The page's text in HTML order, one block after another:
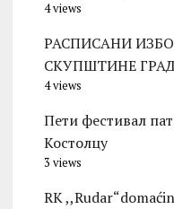
4 views
РАСПИСАНИ
СКУПШТИНЕ
4 views
Пети фестивал
Костолцу
3 views
RK